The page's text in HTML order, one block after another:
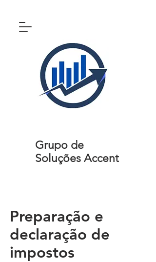
Grupo de
Soluções Accent
Preparação e
declaração de
impostos